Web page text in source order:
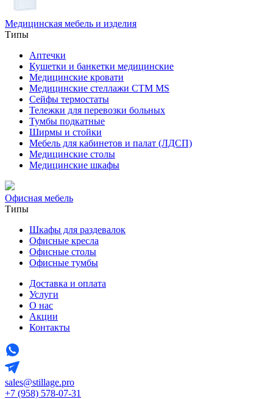
Медицинская мебель и изделия
Типы
Аптечки
Кушетки и банкетки медицинские
Медицинские кровати
Медицинские стеллажи CTM MS
Сейфы термостаты
Тележки для перевозки больных
Тумбы подкатные
Ширмы и стойки
Мебель для кабинетов и палат (ЛДСП)
Медицинские столы
Медицинские шкафы
Офисная мебель
Типы
Шкафы для раздевалок
Офисные кресла
Офисные столы
Офисные тумбы
Доставка и оплата
Услуги
О нас
Акции
Контакты
sales@stillage.pro
+7 (958) 578-07-31